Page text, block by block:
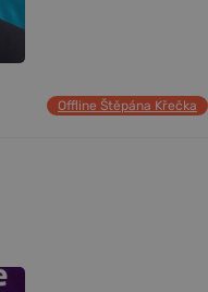
Offline Štěpána Křečka